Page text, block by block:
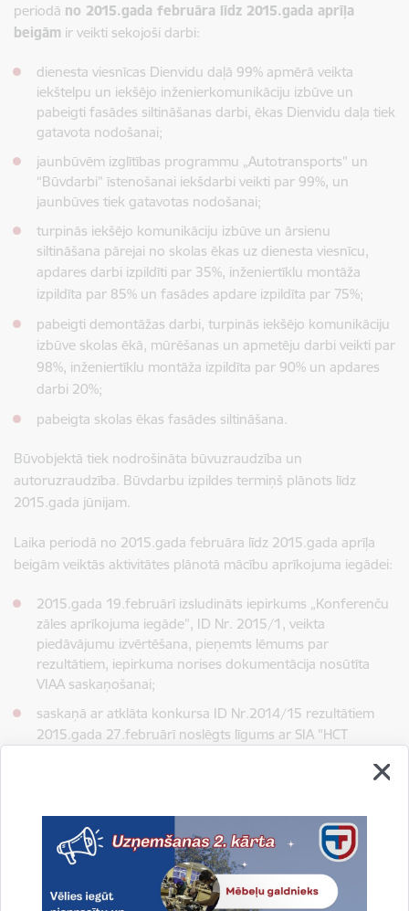
periodā no 2015.gada februāra līdz 2015.gada aprīļa
beigām ir veikti sekojoši darbi:
dienesta viesnīcas Dienvidu daļā 99% apmērā veikta
iekštelpu un iekšējo inženierkomunikāciju izbūve un
pabeigti fasādes siltināšanas darbi, ēkas Dienvidu daļa tiek
gatavota nodošanai;
jaunbūvēm izglītības programmu „Autotransports” un
“Būvdarbi” īstenošanai iekšdarbi veikti par 99%, un
jaunbūves tiek gatavotas nodošanai;
turpinās iekšējo komunikāciju izbūve un ārsienu
siltināšana pārejai no skolas ēkas uz dienesta viesnīcu,
apdares darbi izpildīti par 35%, inženiertīklu montāža
izpildīta par 85% un fasādes apdare izpildīta par 75%;
pabeigti demontāžas darbi, turpinās iekšējo komunikāciju
izbūve skolas ēkā, mūrēšanas un apmetēju darbi veikti par
98%, inženiertīklu montāža izpildīta par 90% un apdares
darbi 20%;
pabeigta skolas ēkas fasādes siltināšana.
Būvobjektā tiek nodrošināta būvuzraudzība un
autoruzraudzība. Būvdarbu izpildes termiņš plānots līdz
2015.gada jūnijam.
Laika periodā no 2015.gada februāra līdz 2015.gada aprīļa
beigām veiktās aktivitātes plānotā mācību aprīkojuma iegādei:
2015.gada 19.februārī izsludināts iepirkums „Konferenču
zāles aprīkojuma iegāde”, ID Nr. 2015/1, veikta
piedāvājumu izvērtēšana, pieņemts lēmums par
rezultātiem, iepirkuma norises dokumentācija nosūtīta
VIAA saskaņošanai;
saskaņā ar atklāta konkursa ID Nr.2014/15 rezultātiem
2015.gada 27.februārī noslēgts līgums ar SIA "HCT
nodrošināšanai nepieciešamo iekārtu piegādi, līgumcena –
2015.gada 9.martā atkārtoti izsludināts atklāts konkurss
„Virtuves aprīkojuma iegāde profesionālās izglītības
programmai „Viesnīcu pakalpojumi”ID Nr. 2015/5,
piedāvājumu iesniegšana noteikta 2015.gada 29.maijā;